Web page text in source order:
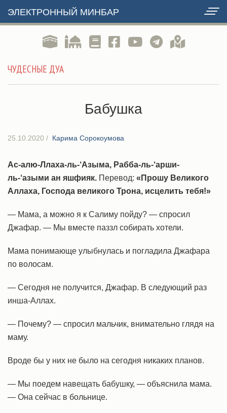
ЭЛЕКТРОННЫЙ МИНБАР
ЧУДЕСНЫЕ ДУА
Бабушка
25.10.2020 / Карима Сорокоумова
Ас-алю-Ллаха-ль-‘Азыма, Рабба-ль-‘арши-
ль-‘азыми ан яшфияк. Перевод: «Прошу Великого
Аллаха, Господа великого Трона, исцелить тебя!»
— Мама, а можно я к Салиму пойду? — спросил
Джафар. — Мы вместе паззл собирать хотели.
Мама понимающе улыбнулась и погладила Джафара
по волосам.
— Сегодня не получится, Джафар. В следующий раз
инша-Аллах.
— Почему? — спросил мальчик, внимательно глядя на
маму.
Вроде бы у них не было на сегодня никаких планов.
— Мы поедем навещать бабушку, — объяснила мама.
— Она сейчас в больнице.